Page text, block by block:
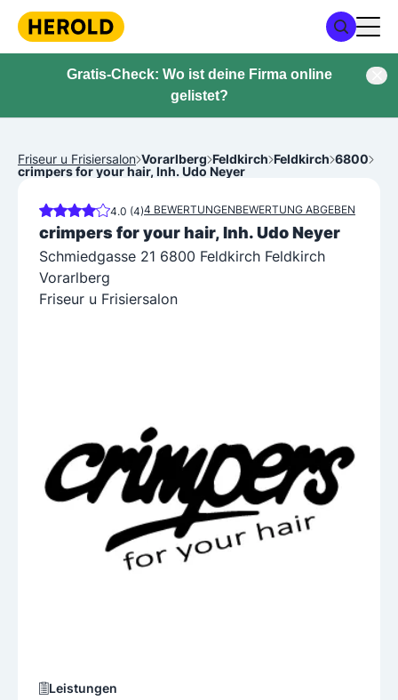
Gratis-Check: Wo ist deine Firma online
gelistet?
Friseur u Frisiersalon Vorarlberg Feldkirch Feldkirch 6800
crimpers for your hair, Inh. Udo Neyer
4.0 (4)4 BEWERTUNGENBEWERTUNG ABGEBEN
crimpers for your hair, Inh. Udo Neyer
Schmiedgasse 21 6800 Feldkirch Feldkirch
Vorarlberg
Friseur u Frisiersalon
Leistungen